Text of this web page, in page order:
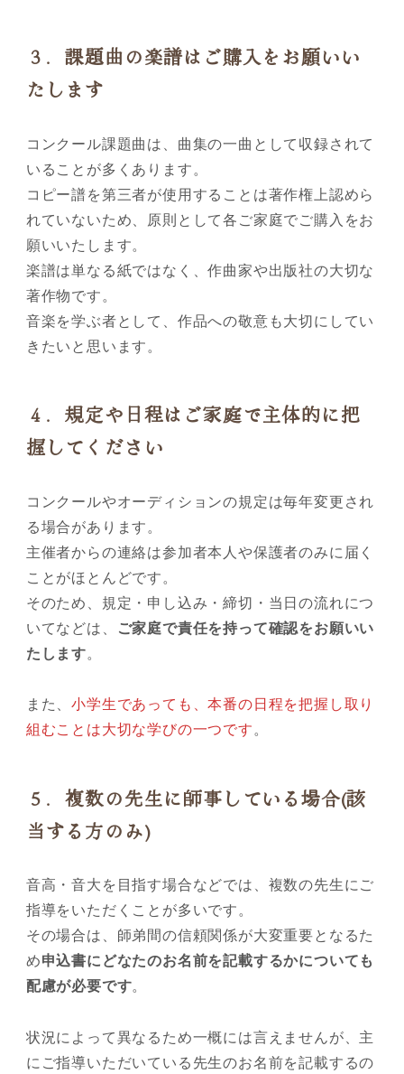
３．課題曲の楽譜はご購入をお願いい
たします
コンクール課題曲は、曲集の一曲として収録されて
いることが多くあります。
コピー譜を第三者が使用することは著作権上認めら
れていないため、原則として各ご家庭でご購入をお
願いいたします。
楽譜は単なる紙ではなく、作曲家や出版社の大切な
著作物です。
音楽を学ぶ者として、作品への敬意も大切にしてい
きたいと思います。
４．規定や日程はご家庭で主体的に把
握してください
コンクールやオーディションの規定は毎年変更され
る場合があります。
主催者からの連絡は参加者本人や保護者のみに届く
ことがほとんどです。
そのため、規定・申し込み・締切・当日の流れにつ
いてなどは、
ご家庭で責任を持って確認をお願いい
たします。
また、小学生であっても、本番の日程を把握し取り
組むことは大切な学びの一つです。
５．複数の先生に師事している場合(該
当する方のみ)
音高・音大を目指す場合などでは、複数の先生にご
指導をいただくことが多いです。
その場合は、師弟間の信頼関係が大変重要となるた
め申込書にどなたのお名前を記載するかについても
配慮が必要です。
状況によって異なるため一概には言えませんが、主
にご指導いただいている先生のお名前を記載するの